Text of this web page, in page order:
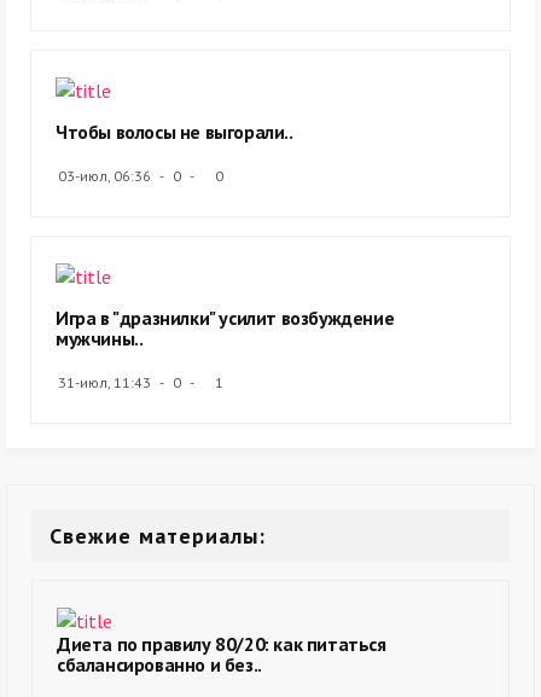
Чтобы волосы не выгорали..
03-июл, 06:36 0 0
Игра в "дразнилки" усилит возбуждение
мужчины..
31-июл, 11:43 0 1
Свежие материалы:
Диета по правилу 80/20: как питаться
сбалансированно и без..